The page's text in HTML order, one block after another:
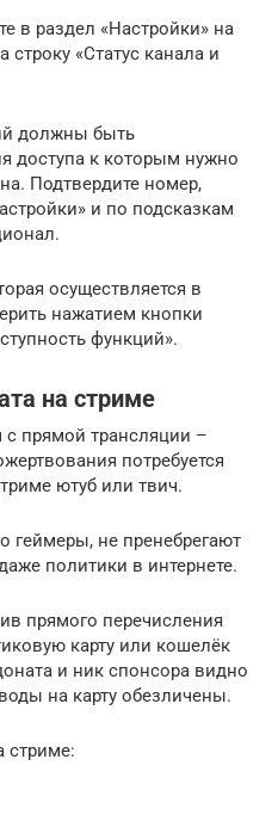
в раздел «Настройки» на
«Статус канала и
должны быть
доступа к которым нужно
Подтвердите номер,
и по подсказкам
осуществляется в
нажатием кнопки
функций».
на стриме
с прямой трансляции –
потребуется
ютуб или твич.
геймеры, не пренебрегают
политики в интернете.
прямого перечисления
карту или кошелёк
и ник спонсора видно
на карту обезличены.
стриме: